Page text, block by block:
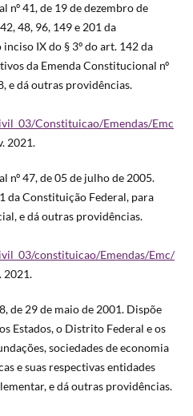
nº 41, de 19 de dezembro de
48, 96, 149 e 201 da
IX do § 3º do art. 142 da
da Emenda Constitucional nº
e dá outras providências.
Constituicao/Emendas/Emc
2021.
nº 47, de 05 de julho de 2005.
da Constituição Federal, para
e dá outras providências.
constituicao/Emendas/Emc/
2021.
de 29 de maio de 2001. Dispõe
Estados, o Distrito Federal e os
sociedades de economia
e suas respectivas entidades
e dá outras providências.